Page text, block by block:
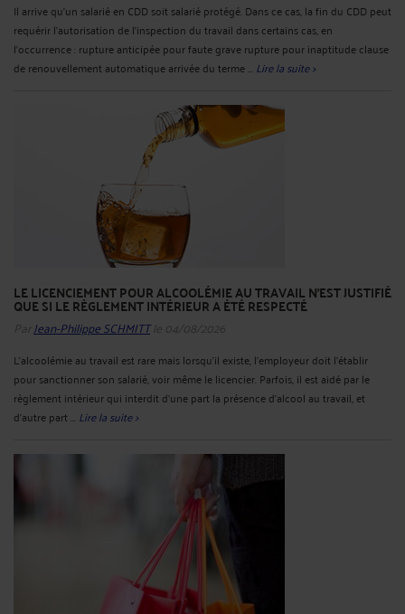
Il arrive qu’un salarié en CDD soit salarié protégé. Dans ce cas, la fin du CDD peut
requérir l’autorisation de l’inspection du travail dans certains cas, en
l’occurrence : rupture anticipée pour faute grave rupture pour inaptitude clause
de renouvellement automatique arrivée du terme ... Lire la suite >
LE LICENCIEMENT POUR ALCOOLÉMIE AU TRAVAIL N'EST JUSTIFIÉ
QUE SI LE RÈGLEMENT INTÉRIEUR A ÉTÉ RESPECTÉ
Par Jean-Philippe SCHMITTle 04/08/2026
L’alcoolémie au travail est rare mais lorsqu’il existe, l’employeur doit l’établir
pour sanctionner son salarié, voir même le licencier. Parfois, il est aidé par le
règlement intérieur qui interdit d’une part la présence d’alcool au travail, et
d’autre part ... Lire la suite >